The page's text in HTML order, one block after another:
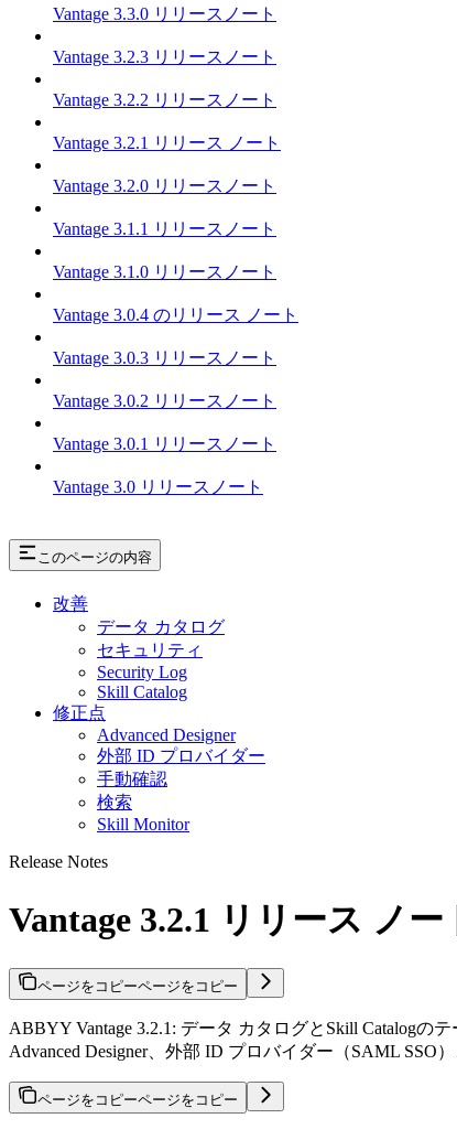
Vantage 3.3.0 リリースノート
Vantage 3.2.3 リリースノート
Vantage 3.2.2 リリースノート
Vantage 3.2.1 リリース ノート
Vantage 3.2.0 リリースノート
Vantage 3.1.1 リリースノート
Vantage 3.1.0 リリースノート
Vantage 3.0.4 のリリース ノート
Vantage 3.0.3 リリースノート
Vantage 3.0.2 リリースノート
Vantage 3.0.1 リリースノート
Vantage 3.0 リリースノート
このページの内容
改善
データ カタログ
セキュリティ
Security Log
Skill Catalog
修正点
Advanced Designer
外部 ID プロバイダー
手動確認
検索
Skill Monitor
Release Notes
Vantage 3.2.1 リリース ノー
ページをコピーページをコピー
ABBYY Vantage 3.2.1: データ カタログとSkill Catalogの
Advanced Designer、外部 ID プロバイダー（SAML SSO
ページをコピーページをコピー